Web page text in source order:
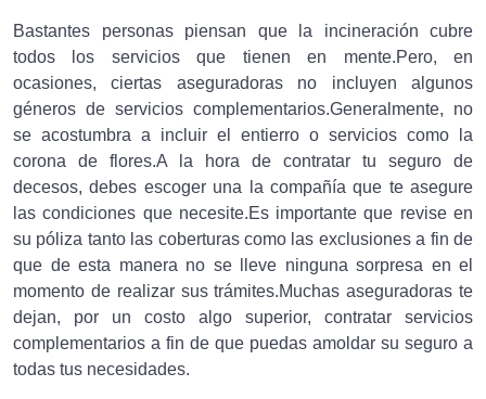
Bastantes personas piensan que la incineración cubre
todos los servicios que tienen en mente.Pero, en
ocasiones, ciertas aseguradoras no incluyen algunos
géneros de servicios complementarios.Generalmente, no
se acostumbra a incluir el entierro o servicios como la
corona de flores.A la hora de contratar tu seguro de
decesos, debes escoger una la compañía que te asegure
las condiciones que necesite.Es importante que revise en
su póliza tanto las coberturas como las exclusiones a fin de
que de esta manera no se lleve ninguna sorpresa en el
momento de realizar sus trámites.Muchas aseguradoras te
dejan, por un costo algo superior, contratar servicios
complementarios a fin de que puedas amoldar su seguro a
todas tus necesidades.